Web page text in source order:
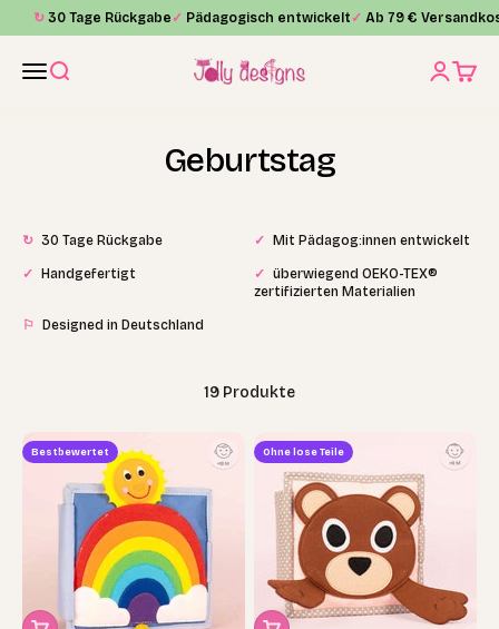
Zum Inhalt springen
↻ 30 Tage Rückgabe ✓ Pädagogisch entwickelt ✓ Ab 79 €
MenüSuche Jolly Designs
Geburtstag
↻ 30 Tage Rückgabe ✓ Mit Pädagog:innen entwickelt
✓ Handgefertigt ✓ überwiegend OEKO-TEX®
zertifizierten Materialien
⚐ Designed in Deutschland
19 Produkte
Bestbewertet Ohne lose Teile